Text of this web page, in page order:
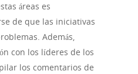
áreas es
de que las iniciativas
Además,
con los líderes de los
los comentarios de